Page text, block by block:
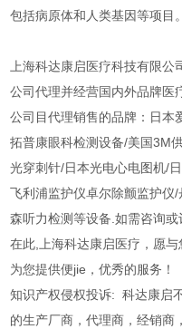
包括病原体和人类基因等项目。
上海科达康启医疗科技有限
公司代理并经营国内外品牌医
公司目代理销售的品牌：日本
拓普康眼科检测设备/美国3M
光穿刺针/日本光电心电图机/
飞利浦监护仪卓尔除颤监护仪
森听力检测等设备.如需咨询
在此,上海科达康启医疗，愿
为您提供便jie，优秀的服务！
知识产权侵权投诉: 科达康启
的生产厂商，代理商，经销商